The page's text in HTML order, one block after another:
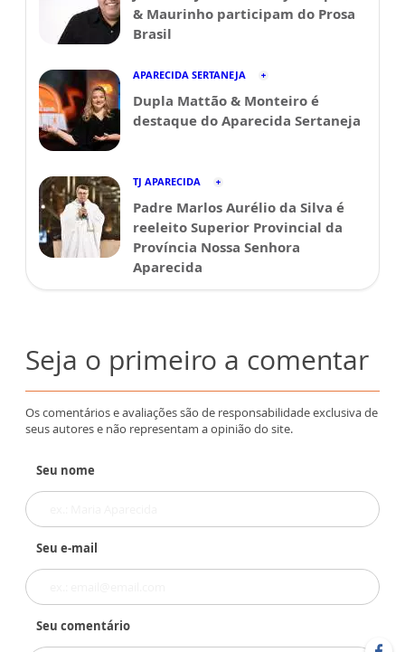
& Maurinho participam do Prosa
Brasil
APARECIDA SERTANEJA
Dupla Mattão & Monteiro é
destaque do Aparecida Sertaneja
TJ APARECIDA
Padre Marlos Aurélio da Silva é
reeleito Superior Provincial da
Província Nossa Senhora
Aparecida
Seja o primeiro a comentar
Os comentários e avaliações são de responsabilidade exclusiva de
seus autores e não representam a opinião do site.
Seu nome
Seu e-mail
Seu comentário